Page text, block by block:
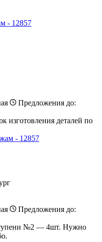
- 12857
Предложения до:
изготовления деталей по
Предложения до:
№2 — 4шт. Нужно